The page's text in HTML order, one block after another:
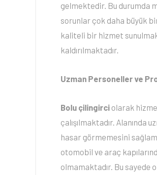
gelmektedir. Bu durumda
sorunlar çok daha büyük
kaliteli bir hizmet
kaldırılmaktadır.
Uzman Personeller ve
Bolu çilingirci olarak
çalışılmaktadır.
hasar görmemesini
otomobil ve araç
olmamaktadır. Bu sayede